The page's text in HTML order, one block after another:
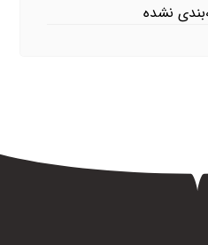
نشده